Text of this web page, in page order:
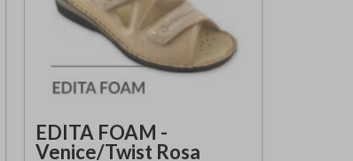
EDITA FOAM -
Venice/Twist Rosa